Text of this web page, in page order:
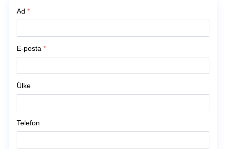
Ad *
E-posta *
Ülke
Telefon